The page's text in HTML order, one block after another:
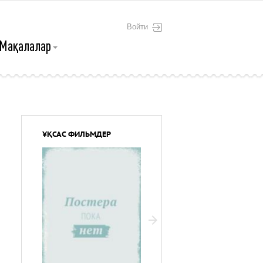
Войти
Мақалалар
ҰҚСАС ФИЛЬМДЕР